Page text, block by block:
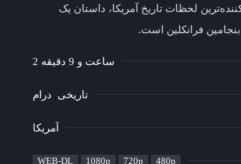
لحظات تاریخ آمریکا، داستان یک
فرانکلین است.
2 ساعت و 9 دقیقه
تاریخی درام
آمریکا
WEB-DL 1080p 720p 480p